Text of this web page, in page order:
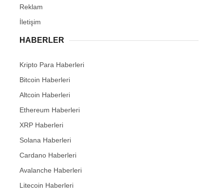
Reklam
İletişim
HABERLER
Kripto Para Haberleri
Bitcoin Haberleri
Altcoin Haberleri
Ethereum Haberleri
XRP Haberleri
Solana Haberleri
Cardano Haberleri
Avalanche Haberleri
Litecoin Haberleri